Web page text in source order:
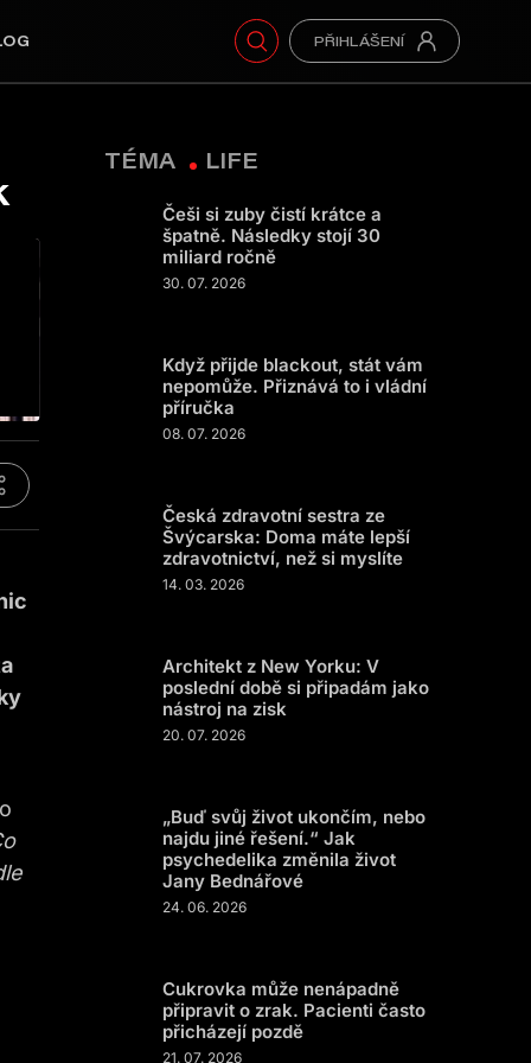
TÉMA LIFE
Češi si zuby čistí krátce a
špatně. Následky stojí 30
miliard ročně
30. 07. 2026
Když přijde blackout, stát vám
nepomůže. Přiznává to i vládní
příručka
08. 07. 2026
Česká zdravotní sestra ze
Švýcarska: Doma máte lepší
zdravotnictví, než si myslíte
14. 03. 2026
Architekt z New Yorku: V
poslední době si připadám jako
nástroj na zisk
20. 07. 2026
„Buď svůj život ukončím, nebo
najdu jiné řešení.“ Jak
psychedelika změnila život
Jany Bednářové
24. 06. 2026
Cukrovka může nenápadně
připravit o zrak. Pacienti často
přicházejí pozdě
21. 07. 2026